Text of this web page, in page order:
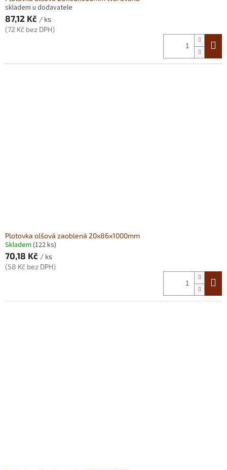
skladem u dodavatele
87,12 Kč / ks
(72 Kč bez DPH)
Plotovka olšová zaoblená 20x86x1000mm
Skladem (122 ks)
70,18 Kč / ks
(58 Kč bez DPH)